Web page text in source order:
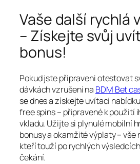
Vaše další rychlá
– Získejte svůj
bonus!
Pokud jste připraveni otestovat
dávkách vzrušení na BDM Bet
se dnes a získejte uvítací
free spins – připravené k použití
vkladu. Užijte si plynulé mobilní
bonusy a okamžité výplaty – vše
kteří touží po rychlých
čekání.